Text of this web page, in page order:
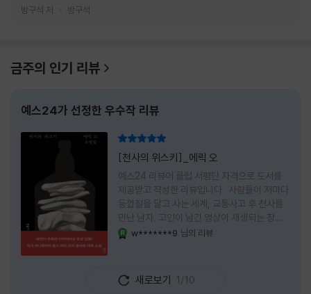
방구석 저 방구석
금주의 인기 리뷰
예스24가 선정한 우수작 리뷰
[천사의 위스키]_에릭 오
예스24 리뷰어 클럽 서평단 자격으로 도서를
제공받고 작성한 리뷰입니다 사람들이 저마다
등껍질을 달고 사는 세계, 교통사고 후 천사를
만난 남자, 고인이 남긴 영상이 재생되는 장례
식장에서 똥을 싼 개. 이 책에는 몇 줄만 읽어도
넘어가 있었다. 소설을 읽으면서 잘 만든 단편
애니메이션 여러 편을 차례로 보는 기분이 들었
w*******9 님의 리뷰
새로보기 1/10